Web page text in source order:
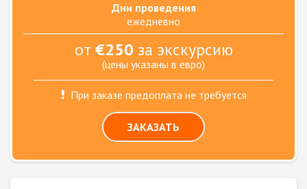
Дни проведения
ежедневно
от €250 за экскурсию
(цены указаны в евро)
При заказе предоплата не требуется
ЗАКАЗАТЬ